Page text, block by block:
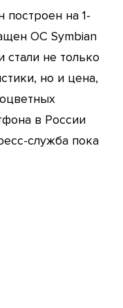
построен на 1-
ОС Symbian
стали не только
но и цена,
в России
служба пока